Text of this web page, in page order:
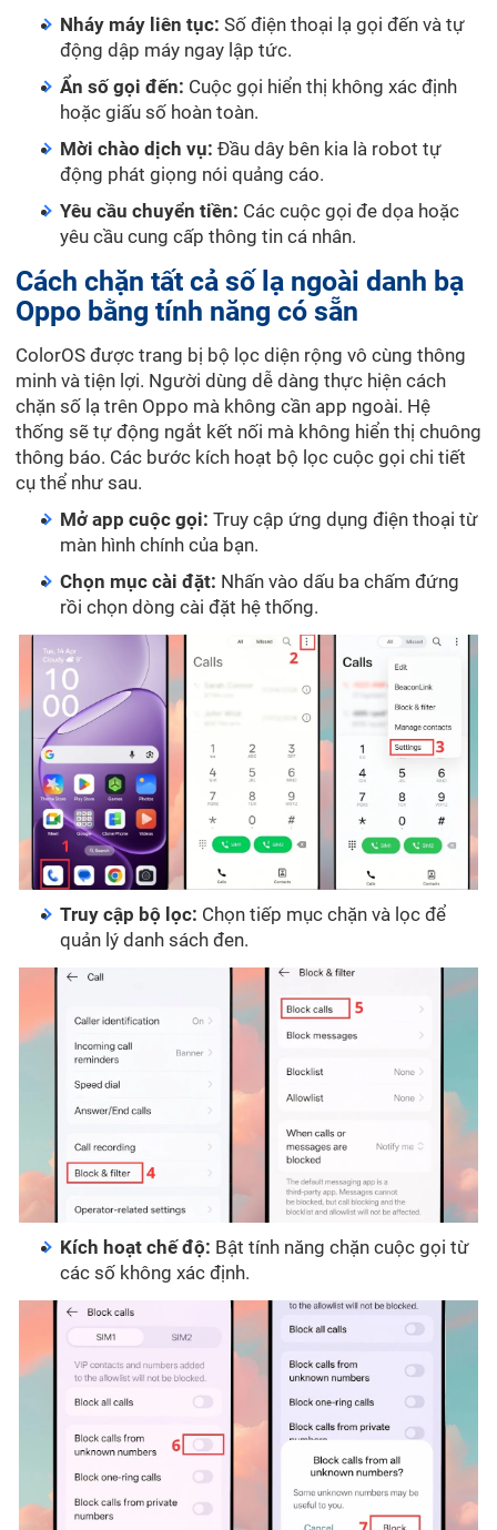
Nháy máy liên tục: Số điện thoại lạ gọi đến và tự
động dập máy ngay lập tức.
Ẩn số gọi đến: Cuộc gọi hiển thị không xác định
hoặc giấu số hoàn toàn.
Mời chào dịch vụ: Đầu dây bên kia là robot tự
động phát giọng nói quảng cáo.
Yêu cầu chuyển tiền: Các cuộc gọi đe dọa hoặc
yêu cầu cung cấp thông tin cá nhân.
Cách chặn tất cả số lạ ngoài danh bạ
Oppo bằng tính năng có sẵn
ColorOS được trang bị bộ lọc diện rộng vô cùng thông
minh và tiện lợi. Người dùng dễ dàng thực hiện cách
chặn số lạ trên Oppo mà không cần app ngoài. Hệ
thống sẽ tự động ngắt kết nối mà không hiển thị chuông
thông báo. Các bước kích hoạt bộ lọc cuộc gọi chi tiết
cụ thể như sau.
Mở app cuộc gọi: Truy cập ứng dụng điện thoại từ
màn hình chính của bạn.
Chọn mục cài đặt: Nhấn vào dấu ba chấm đứng
rồi chọn dòng cài đặt hệ thống.
Truy cập bộ lọc: Chọn tiếp mục chặn và lọc để
quản lý danh sách đen.
Kích hoạt chế độ: Bật tính năng chặn cuộc gọi từ
các số không xác định.